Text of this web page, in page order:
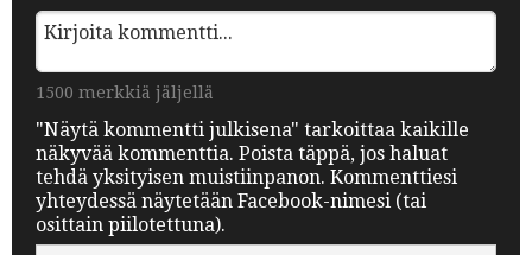
1500 merkkiä jäljellä
"Näytä kommentti julkisena" tarkoittaa kaikille
näkyvää kommenttia. Poista täppä, jos haluat
tehdä yksityisen muistiinpanon. Kommenttiesi
yhteydessä näytetään Facebook-nimesi (tai
osittain piilotettuna).